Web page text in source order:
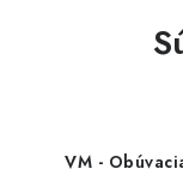
VM -